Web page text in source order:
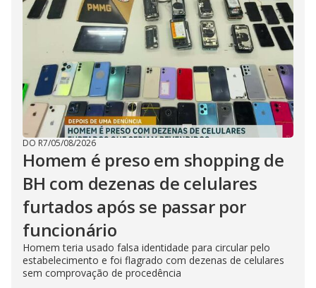
DO R7/05/08/2026
Homem é preso em shopping de
BH com dezenas de celulares
furtados após se passar por
funcionário
Homem teria usado falsa identidade para circular pelo
estabelecimento e foi flagrado com dezenas de celulares
sem comprovação de procedência